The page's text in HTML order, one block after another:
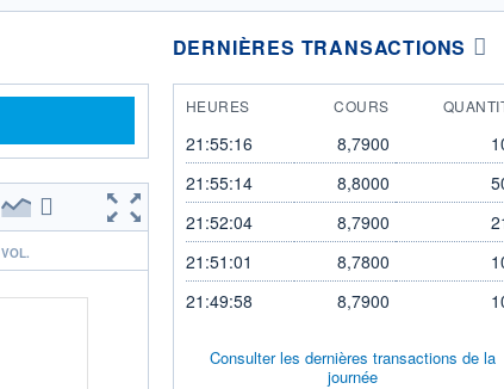
VOL.
DERNIÈRES TRANSACTIONS
HEURES COURS
21:55:16 8,7900
21:55:14
8,8000
21:52:04
8,7900
21:51:01
8,7800
21:49:58
8,7900
Consulter les dernières transactions de la
journée